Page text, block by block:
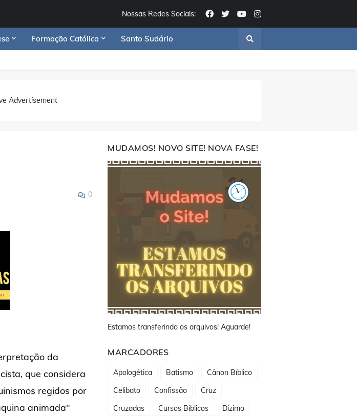
Nossas Redes Sociais:
Formação Católica Santo Sudário
Advertisement
0
da
que considera
regidos por
animada"
MUDAMOS! NOVO SITE! NOVA FASE!
Estamos transferindo os arquivos! Aguarde!
MARCADORES
Apologética Batismo
Cânon Bíblico
Celibato
Confissão
Cruz
Cruzadas
Cursos Bíblicos
Dízimo